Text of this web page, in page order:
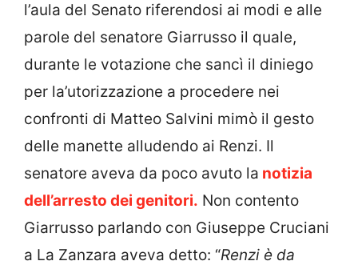
l’aula del Senato riferendosi ai modi e alle
parole del senatore Giarrusso il quale,
durante le votazione che sancì il diniego
per la’utorizzazione a procedere nei
confronti di Matteo Salvini mimò il gesto
delle manette alludendo ai Renzi. Il
senatore aveva da poco avuto la notizia
dell’arresto dei genitori. Non contento
Giarrusso parlando con Giuseppe Cruciani
a La Zanzara aveva detto: “Renzi è da